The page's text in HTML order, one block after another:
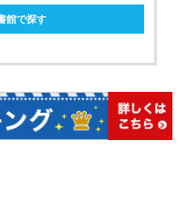
館で探す